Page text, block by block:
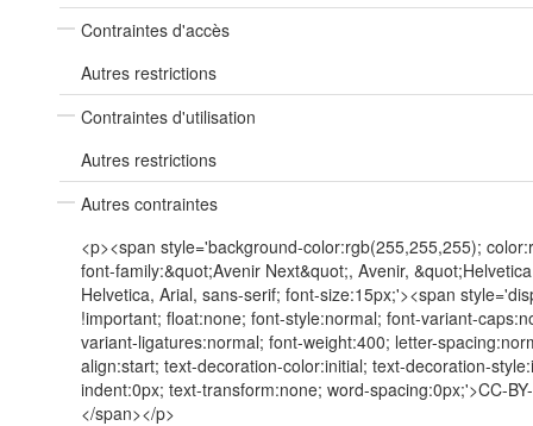
Contraintes d'accès
Autres restrictions
Contraintes d'utilisation
Autres restrictions
Autres contraintes
<p><span style='background-color:rgb(255,255,255);
font-family:&quot;Avenir Next&quot;, Avenir,
Helvetica, Arial, sans-serif; font-size:15px;'><span
!important; float:none; font-style:normal; font-variant-
variant-ligatures:normal; font-weight:400; letter-
align:start; text-decoration-color:initial; text-decoration-
indent:0px; text-transform:none; word-spacing:0px;'>CC-
</span></p>